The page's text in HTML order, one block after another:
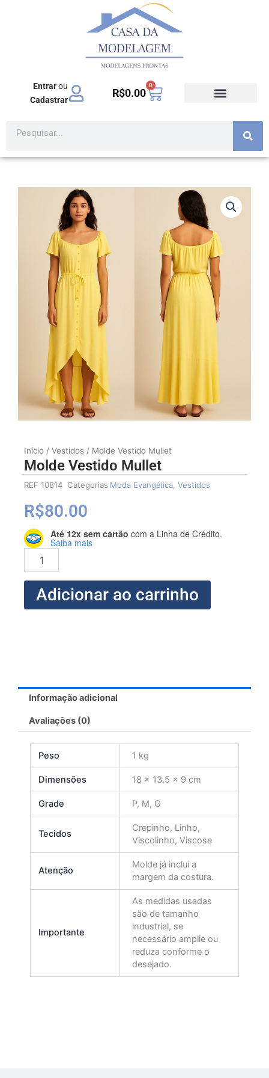
Entrarou
Cadastrar
R$0.00
0
Carrinho
Início / Vestidos / Molde Vestido Mullet
Molde Vestido Mullet
REF 10814 Categorias Moda Evangélica Vestidos
R$80.00
Até 12x sem cartão com a Linha de Crédito.
Saiba mais
Molde
Vestido
Mullet
quantidade
Adicionar ao carrinho
Informação adicional
Avaliações (0)
Peso 1 kg
Dimensões 18 × 13.5 × 9 cm
Grade P, M, G
Tecidos
Crepinho, Linho,
Viscolinho, Viscose
Atenção
Molde já inclui a
margem da costura.
Importante
As medidas usadas
são de tamanho
industrial, se
necessário amplie ou
reduza conforme o
desejado.